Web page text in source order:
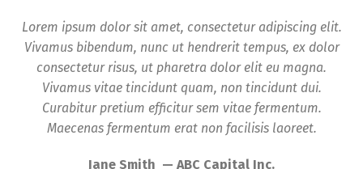
Lorem ipsum dolor sit amet, consectetur adipiscing elit.
Vivamus bibendum, nunc ut hendrerit tempus, ex dolor
consectetur risus, ut pharetra dolor elit eu magna.
Vivamus vitae tincidunt quam, non tincidunt dui.
Curabitur pretium efficitur sem vitae fermentum.
Maecenas fermentum erat non facilisis laoreet.
Jane Smith — ABC Capital Inc.